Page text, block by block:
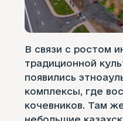
В связи с ростом
традиционной
появились
комплексы, где
кочевников. Там